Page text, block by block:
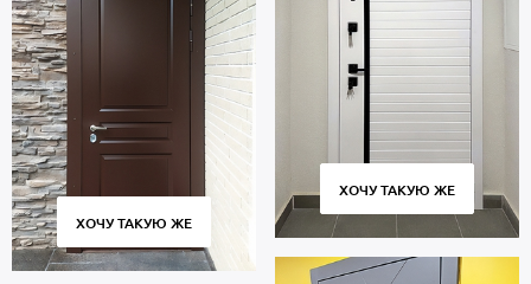
ХОЧУ ТАКУЮ ЖЕ
ХОЧУ ТАКУЮ ЖЕ